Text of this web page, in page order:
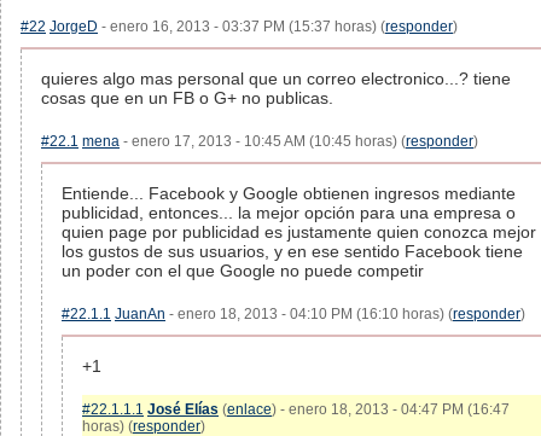
#22 JorgeD - enero 16, 2013 - 03:37 PM (15:37 horas) (responder)
quieres algo mas personal que un correo electronico...? tiene
cosas que en un FB o G+ no publicas.
#22.1 mena - enero 17, 2013 - 10:45 AM (10:45 horas) (responder)
Entiende... Facebook y Google obtienen ingresos mediante
publicidad, entonces... la mejor opción para una empresa o
quien page por publicidad es justamente quien conozca mejor
los gustos de sus usuarios, y en ese sentido Facebook tiene
un poder con el que Google no puede competir
#22.1.1 JuanAn - enero 18, 2013 - 04:10 PM (16:10 horas) (responder)
+1
#22.1.1.1 José Elías (enlace) - enero 18, 2013 - 04:47 PM (16:47
horas) (responder)